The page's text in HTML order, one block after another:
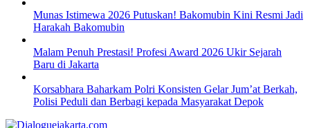
Munas Istimewa 2026 Putuskan! Bakomubin Kini Resmi Jadi
Harakah Bakomubin
Malam Penuh Prestasi! Profesi Award 2026 Ukir Sejarah
Baru di Jakarta
Korsabhara Baharkam Polri Konsisten Gelar Jum’at Berkah,
Polisi Peduli dan Berbagi kepada Masyarakat Depok